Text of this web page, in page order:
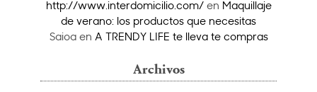
http://www.interdomicilio.com/en Maquillaje
de verano: los productos que necesitas
Saioaen A TRENDY LIFE te lleva te compras
Archivos